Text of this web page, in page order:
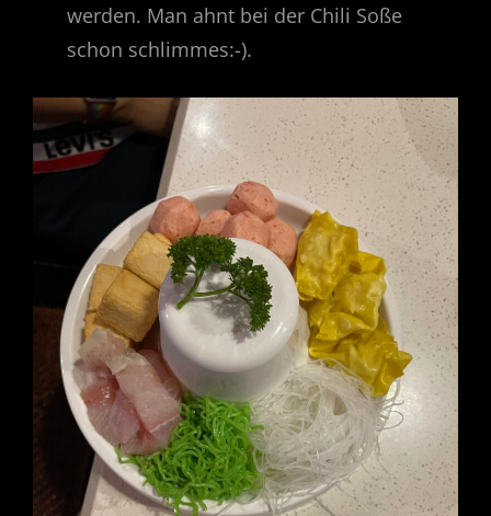
werden. Man ahnt bei der Chili Soße
schon schlimmes:-).